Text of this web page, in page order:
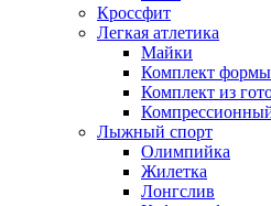
Кроссфит
Легкая атлетика
Майки
Комплект формы
Комплект из
Лыжный спорт
Олимпийка
Жилетка
Лонгслив